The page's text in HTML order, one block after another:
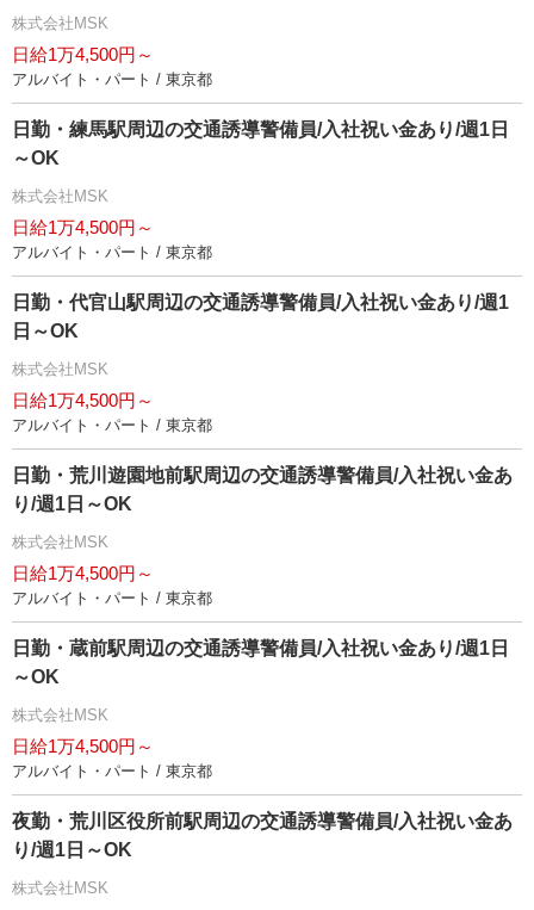
株式会社MSK
日給1万4,500円～
アルバイト・パート / 東京都
日勤・練馬駅周辺の交通誘導警備員/入社祝い金あり/週1日
～OK
株式会社MSK
日給1万4,500円～
アルバイト・パート / 東京都
日勤・代官山駅周辺の交通誘導警備員/入社祝い金あり/週1
日～OK
株式会社MSK
日給1万4,500円～
アルバイト・パート / 東京都
日勤・荒川遊園地前駅周辺の交通誘導警備員/入社祝い金あ
り/週1日～OK
株式会社MSK
日給1万4,500円～
アルバイト・パート / 東京都
日勤・蔵前駅周辺の交通誘導警備員/入社祝い金あり/週1日
～OK
株式会社MSK
日給1万4,500円～
アルバイト・パート / 東京都
夜勤・荒川区役所前駅周辺の交通誘導警備員/入社祝い金あ
り/週1日～OK
株式会社MSK